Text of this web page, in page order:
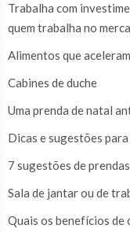
Trabalha com
quem trabalha no
Alimentos que
Cabines de duche
Uma prenda de natal
Dicas e sugestões
7 sugestões de
Sala de jantar ou de
Quais os benefícios